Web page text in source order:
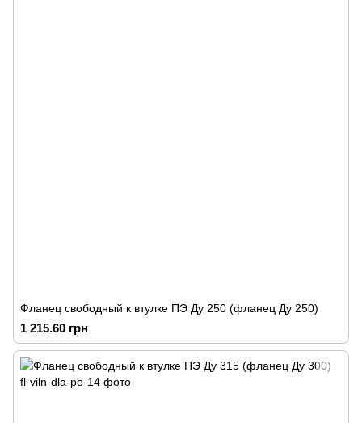
Фланец свободный к втулке ПЭ Ду 250 (фланец Ду 250)
1 215.60 грн